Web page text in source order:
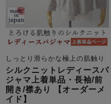
しっとり滑らかな極上の肌触り
シルクニットレディースパ
ジャマ上着単品・長袖/前
開き/襟あり 【オーダーメ
イド】